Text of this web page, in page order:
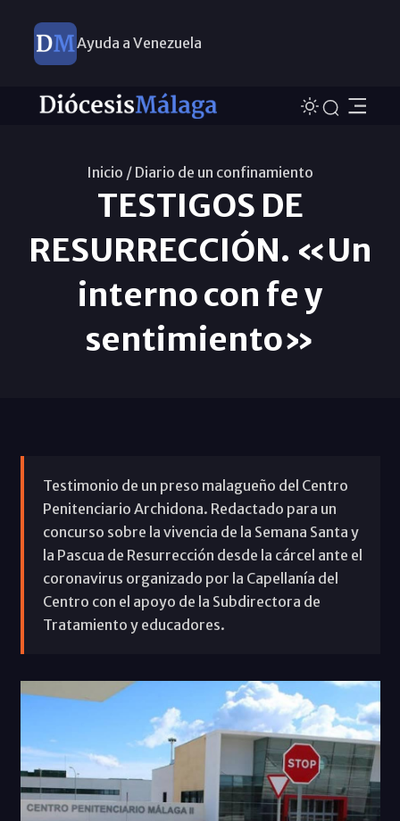
Ayuda a Venezuela
Inicio / Diario de un confinamiento
TESTIGOS DE
RESURRECCIÓN. «Un
interno con fe y
sentimiento»
Testimonio de un preso malagueño del Centro
Penitenciario Archidona. Redactado para un
concurso sobre la vivencia de la Semana Santa y
la Pascua de Resurrección desde la cárcel ante el
coronavirus organizado por la Capellanía del
Centro con el apoyo de la Subdirectora de
Tratamiento y educadores.